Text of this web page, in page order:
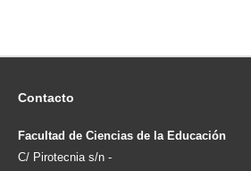
Contacto
Facultad de Ciencias de la Educación
C/ Pirotecnia s/n -